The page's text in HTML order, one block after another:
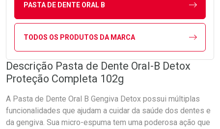
PASTA DE DENTE ORAL B
TODOS OS PRODUTOS DA MARCA
Descrição Pasta de Dente Oral-B Detox
Proteção Completa 102g
A Pasta de Dente Oral B Gengiva Detox possui múltiplas
funcionalidades que ajudam a cuidar da saúde dos dentes e
da gengiva. Sua micro-espuma tem uma poderosa ação que